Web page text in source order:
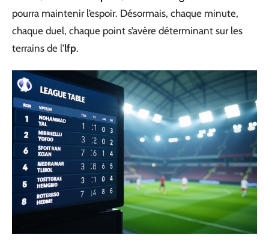
pourra maintenir l’espoir. Désormais, chaque minute,
chaque duel, chaque point s’avère déterminant sur les
terrains de l’lfp.